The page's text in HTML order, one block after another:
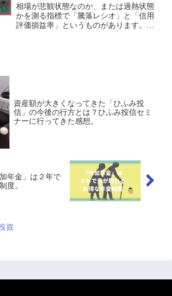
相場が悲観状態なのか、または過熱状態
かを測る指標で「騰落レシオ」と「信用
評価損益率」というものがあります。か
資産額が大きくなってきた「ひふみ投
信」の今後の行方とは？ひふみ投信セミ
ナーに行ってきた感想。
年金」は２年で
度。
資